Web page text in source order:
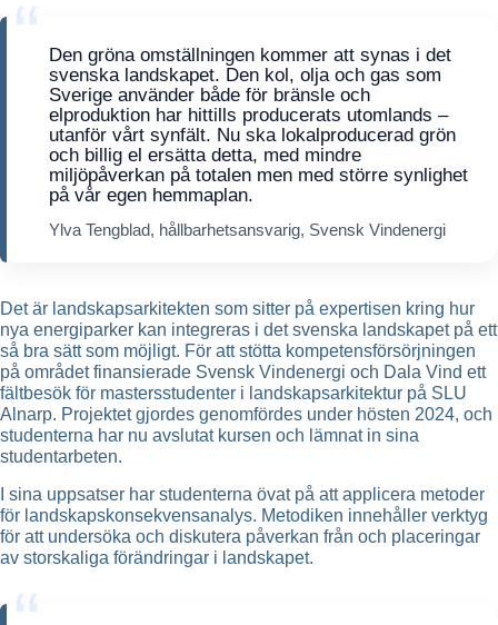
Den gröna omställningen kommer att synas i det
svenska landskapet. Den kol, olja och gas som
Sverige använder både för bränsle och
elproduktion har hittills producerats utomlands –
utanför vårt synfält. Nu ska lokalproducerad grön
och billig el ersätta detta, med mindre
miljöpåverkan på totalen men med större synlighet
på vår egen hemmaplan.
Ylva Tengblad, hållbarhetsansvarig, Svensk Vindenergi
Det är landskapsarkitekten som sitter på expertisen kring hur
nya energiparker kan integreras i det svenska landskapet på ett
så bra sätt som möjligt. För att stötta kompetensförsörjningen
på området finansierade Svensk Vindenergi och Dala Vind ett
fältbesök för mastersstudenter i landskapsarkitektur på SLU
Alnarp. Projektet gjordes genomfördes under hösten 2024, och
studenterna har nu avslutat kursen och lämnat in sina
studentarbeten.
I sina uppsatser har studenterna övat på att applicera metoder
för landskapskonsekvensanalys. Metodiken innehåller verktyg
för att undersöka och diskutera påverkan från och placeringar
av storskaliga förändringar i landskapet.